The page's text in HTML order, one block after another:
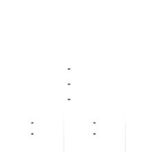
-
-
-
-
-
-
-